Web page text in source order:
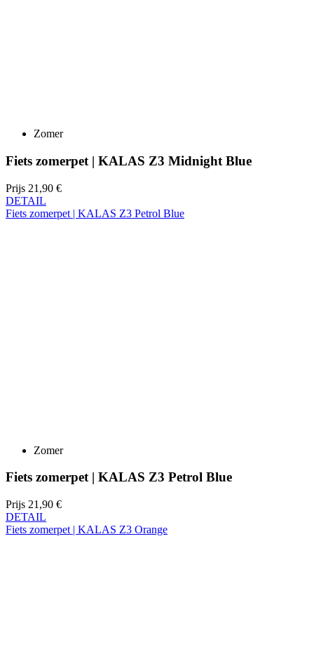
Zomer
Fiets zomerpet | KALAS Z3 Midnight Blue
Prijs 21,90 €
DETAIL
Fiets zomerpet | KALAS Z3 Petrol Blue
Zomer
Fiets zomerpet | KALAS Z3 Petrol Blue
Prijs 21,90 €
DETAIL
Fiets zomerpet | KALAS Z3 Orange